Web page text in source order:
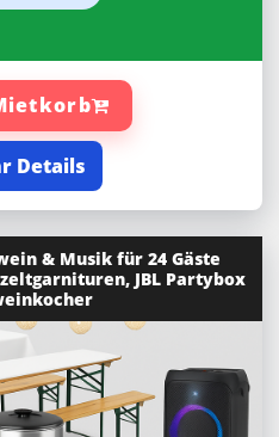
Details
& Musik für 24 Gäste
JBL Partybox